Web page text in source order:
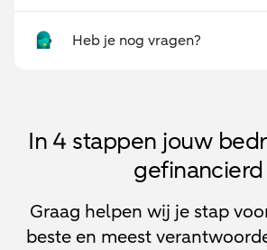
Heb je nog vragen?
In 4 stappen jouw
gefinancierd
Graag helpen wij je stap
beste en meest